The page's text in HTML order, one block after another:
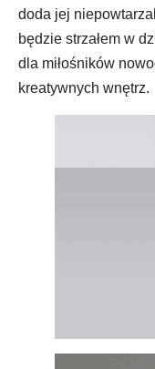
doda jej
będzie strzałem w
dla miłośników
kreatywnych wnętrz.